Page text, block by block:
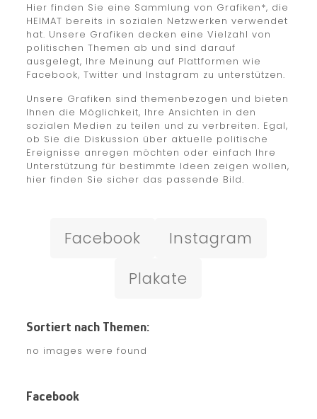
Hier finden Sie eine Sammlung von Grafiken*, die
HEIMAT bereits in sozialen Netzwerken verwendet
hat. Unsere Grafiken decken eine Vielzahl von
politischen Themen ab und sind darauf
ausgelegt, Ihre Meinung auf Plattformen wie
Facebook, Twitter und Instagram zu unterstützen.
Unsere Grafiken sind themenbezogen und bieten
Ihnen die Möglichkeit, Ihre Ansichten in den
sozialen Medien zu teilen und zu verbreiten. Egal,
ob Sie die Diskussion über aktuelle politische
Ereignisse anregen möchten oder einfach Ihre
Unterstützung für bestimmte Ideen zeigen wollen,
hier finden Sie sicher das passende Bild.
Facebook
Instagram
Plakate
Sortiert nach Themen:
no images were found
Facebook